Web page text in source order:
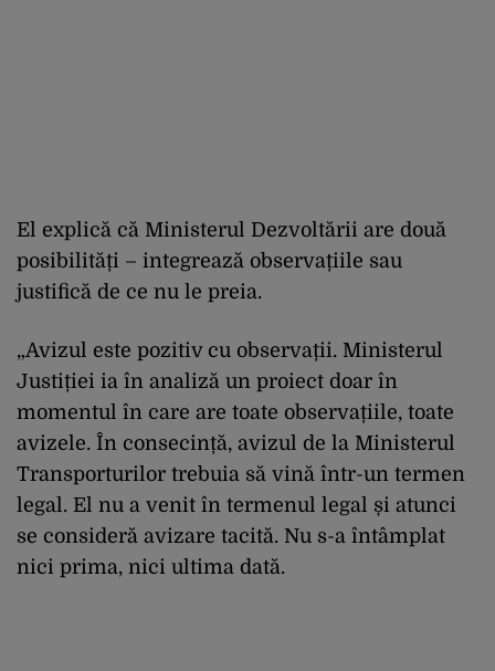
El explică că Ministerul Dezvoltării are două
posibilități – integrează observațiile sau
justifică de ce nu le preia.
„Avizul este pozitiv cu observații. Ministerul
Justiției ia în analiză un proiect doar în
momentul în care are toate observațiile, toate
avizele. În consecință, avizul de la Ministerul
Transporturilor trebuia să vină într-un termen
legal. El nu a venit în termenul legal și atunci
se consideră avizare tacită. Nu s-a întâmplat
nici prima, nici ultima dată.